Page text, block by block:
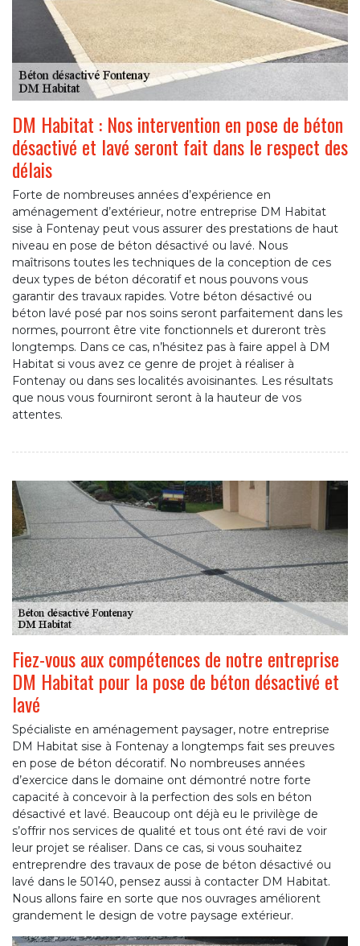
DM Habitat : Nos intervention en pose de béton
désactivé et lavé seront fait dans le respect des
délais
Forte de nombreuses années d’expérience en
aménagement d’extérieur, notre entreprise DM Habitat
sise à Fontenay peut vous assurer des prestations de haut
niveau en pose de béton désactivé ou lavé. Nous
maîtrisons toutes les techniques de la conception de ces
deux types de béton décoratif et nous pouvons vous
garantir des travaux rapides. Votre béton désactivé ou
béton lavé posé par nos soins seront parfaitement dans les
normes, pourront être vite fonctionnels et dureront très
longtemps. Dans ce cas, n’hésitez pas à faire appel à DM
Habitat si vous avez ce genre de projet à réaliser à
Fontenay ou dans ses localités avoisinantes. Les résultats
que nous vous fourniront seront à la hauteur de vos
attentes.
Fiez-vous aux compétences de notre entreprise
DM Habitat pour la pose de béton désactivé et
lavé
Spécialiste en aménagement paysager, notre entreprise
DM Habitat sise à Fontenay a longtemps fait ses preuves
en pose de béton décoratif. No nombreuses années
d’exercice dans le domaine ont démontré notre forte
capacité à concevoir à la perfection des sols en béton
désactivé et lavé. Beaucoup ont déjà eu le privilège de
s’offrir nos services de qualité et tous ont été ravi de voir
leur projet se réaliser. Dans ce cas, si vous souhaitez
entreprendre des travaux de pose de béton désactivé ou
lavé dans le 50140, pensez aussi à contacter DM Habitat.
Nous allons faire en sorte que nos ouvrages améliorent
grandement le design de votre paysage extérieur.